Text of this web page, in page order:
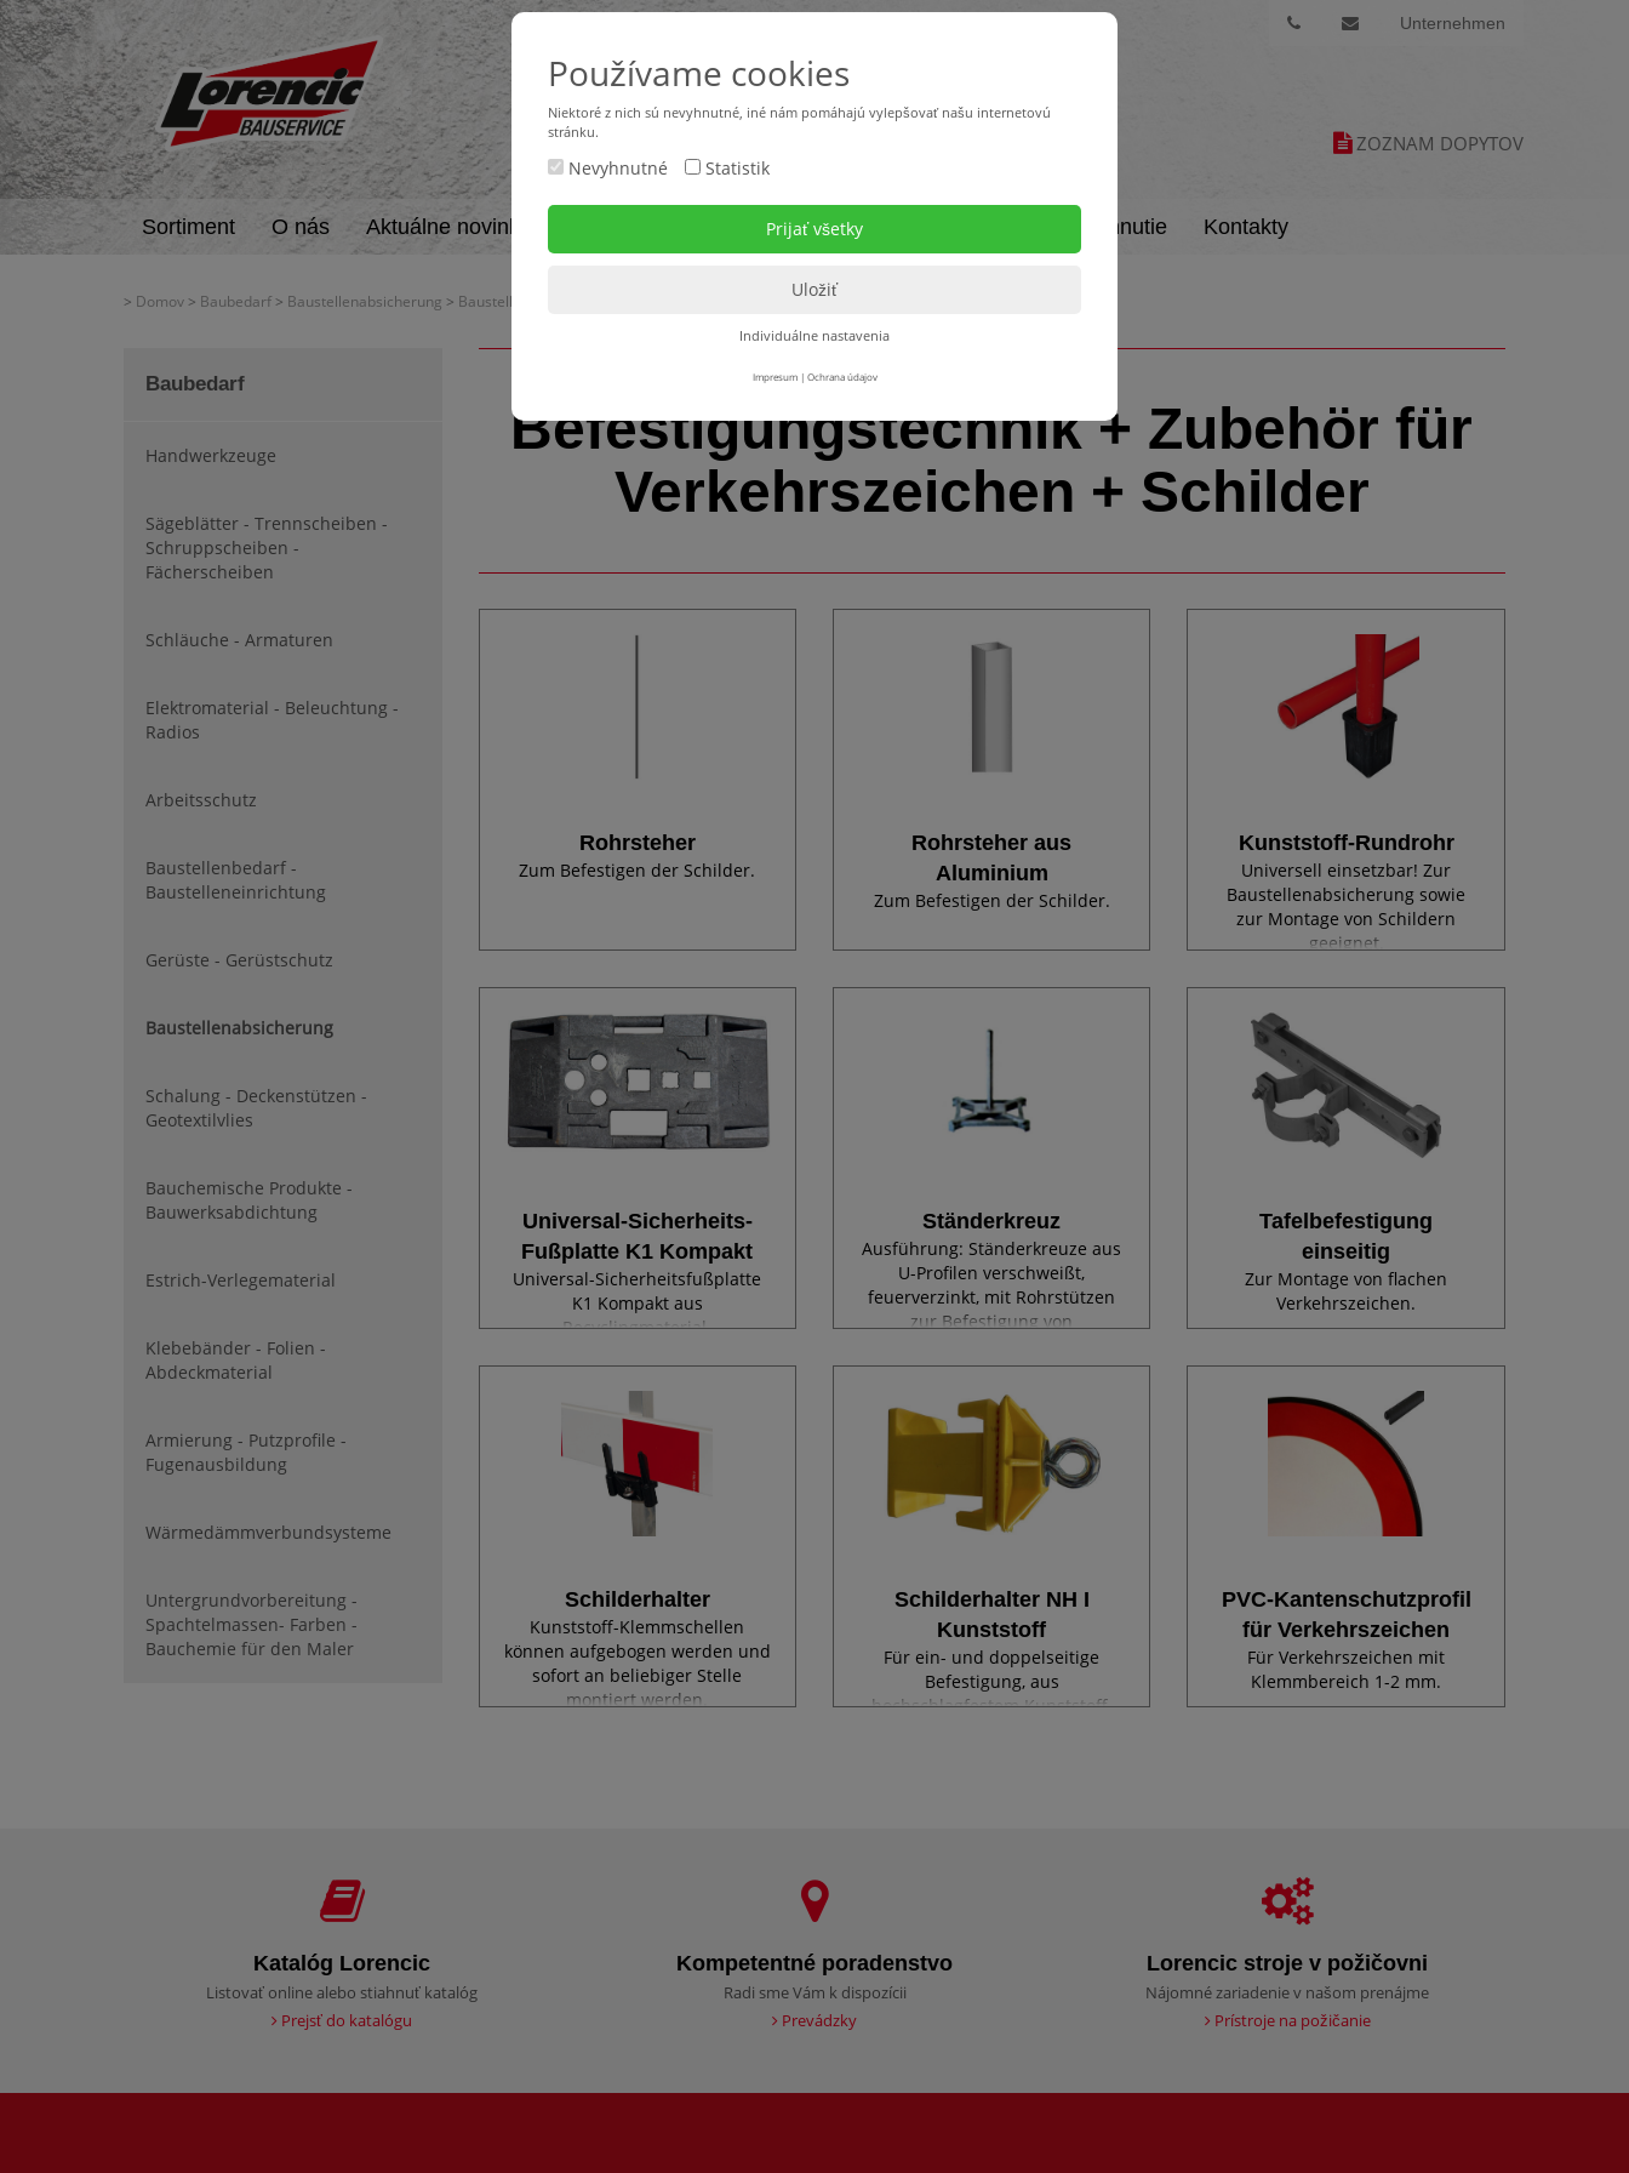
Unternehmen
ZOZNAM DOPYTOV
Sortiment O nás Aktuálne novinky Stroje v požičovni Na stiahnutie Kontakty
> Domov > Baubedarf > Baustellenabsicherung > Baustellenbeschilderung > Befestigungstechnik + Zubehör für Verkehrszeichen + Schilder
Baubedarf
Handwerkzeuge
Sägeblätter - Trennscheiben -
Schruppscheiben -
Fächerscheiben
Schläuche - Armaturen
Elektromaterial - Beleuchtung -
Radios
Arbeitsschutz
Baustellenbedarf -
Baustelleneinrichtung
Gerüste - Gerüstschutz
Baustellenabsicherung
Schalung - Deckenstützen -
Geotextilvlies
Bauchemische Produkte -
Bauwerksabdichtung
Estrich-Verlegematerial
Klebebänder - Folien -
Abdeckmaterial
Armierung - Putzprofile -
Fugenausbildung
Wärmedämmverbundsysteme
Untergrundvorbereitung -
Spachtelmassen- Farben -
Bauchemie für den Maler
Befestigungstechnik + Zubehör für
Verkehrszeichen + Schilder
Rohrsteher
Zum Befestigen der Schilder.
Rohrsteher aus
Aluminium
Zum Befestigen der Schilder.
Kunststoff-Rundrohr
Universell einsetzbar! Zur
Baustellenabsicherung sowie
zur Montage von Schildern
geeignet.
Universal-Sicherheits-
Fußplatte K1 Kompakt
Universal-Sicherheitsfußplatte
K1 Kompakt aus
Recyclingmaterial.
Batteriefach, Gewicht: 28,5 kg.
Ständerkreuz
Ausführung: Ständerkreuze aus
U-Profilen verschweißt,
feuerverzinkt, mit Rohrstützen
zur Befestigung von
Tafelbefestigung
einseitig
Zur Montage von flachen
Verkehrszeichen.
Schilderhalter
Kunststoff-Klemmschellen
können aufgebogen werden und
sofort an beliebiger Stelle
montiert werden.
Schilderhalter NH I
Kunststoff
Für ein- und doppelseitige
Befestigung, aus
hochschlagfestem Kunststoff,
PVC-Kantenschutzprofil
für Verkehrszeichen
Für Verkehrszeichen mit
Klemmbereich 1-2 mm.
Katalóg Lorencic
Listovať online alebo stiahnuť katalóg
Prejsť do katalógu
Kompetentné poradenstvo
Radi sme Vám k dispozícii
Prevádzky
Lorencic stroje v požičovni
Nájomné zariadenie v našom prenájme
Prístroje na požičanie
Používame cookies
Niektoré z nich sú nevyhnutné, iné nám pomáhajú vylepšovať našu internetovú
stránku.
Nevyhnutné Statistik
Individuálne nastavenia
Impresum| Ochrana údajov